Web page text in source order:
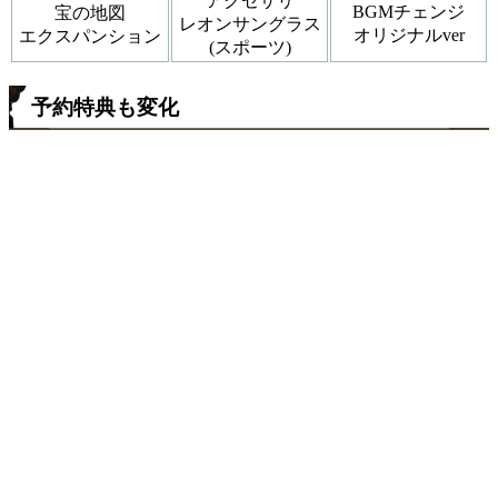
宝の地図
エクスパンション
レオンサングラス
(スポーツ)
BGMチェンジ
オリジナルver
予約特典も変化